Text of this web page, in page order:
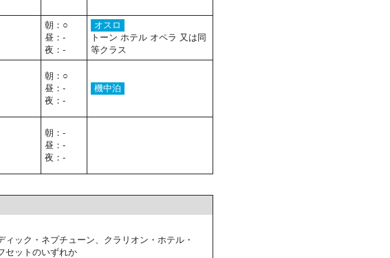
朝：○
昼：-
夜：-
オスロ
トーン ホテル オペラ 又は同
等クラス
朝：○
昼：-
夜：-
機中泊
朝：-
昼：-
夜：-
ック・ネプチューン、クラリオン・ホテル・
セットのいずれか